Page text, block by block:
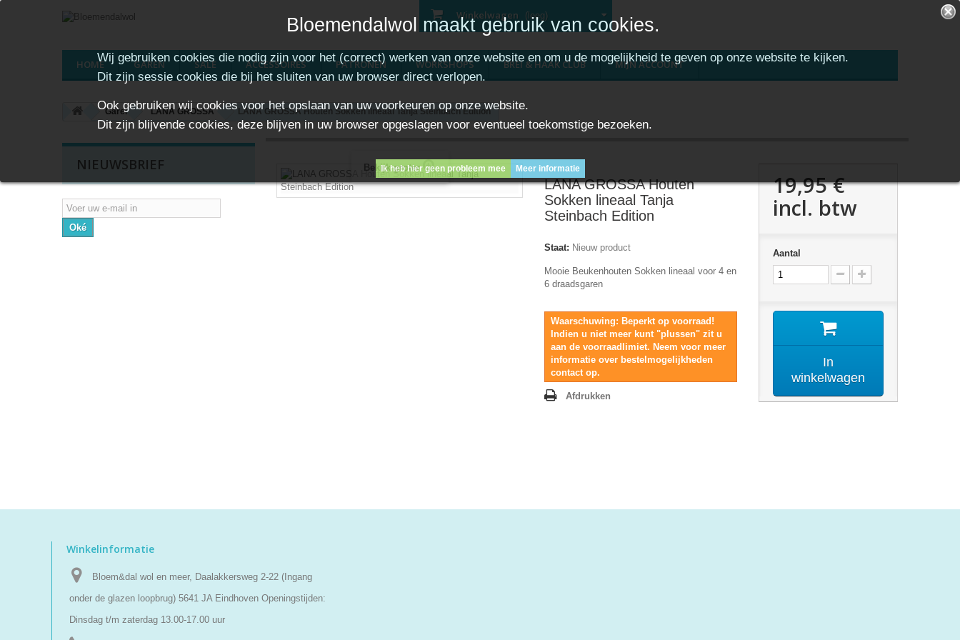
Winkelwagen (leeg)
HOME GAREN SALE ACCESSOIRES PATRONEN WORKSHOPS BREI & HAAK CLUB MIJN ACCOUNT
Bloemendalwol maakt gebruik van cookies.
Wij gebruiken cookies die nodig zijn voor het (correct) werken van onze website en om u de mogelijkheid te geven op onze website te kijken.
Dit zijn sessie cookies die bij het sluiten van uw browser direct verlopen.
Ook gebruiken wij cookies voor het opslaan van uw voorkeuren op onze website.
Dit zijn blijvende cookies, deze blijven in uw browser opgeslagen voor eventueel toekomstige bezoeken.
Ik heb hier geen probleem mee Meer informatie
Garen LANA GROSSA LANA GROSSA Houten Sokken lineaal Tanja Steinbach Edition
NIEUWSBRIEF
Oké
Bekijk groter
LANA GROSSA Houten
Sokken lineaal Tanja
Steinbach Edition
Staat: Nieuw product
Mooie Beukenhouten Sokken lineaal voor 4 en
6 draadsgaren
Waarschuwing: Beperkt op voorraad!
Indien u niet meer kunt "plussen" zit u
aan de voorraadlimiet. Neem voor meer
informatie over bestelmogelijkheden
contact op.
Afdrukken
19,95 €
incl. btw
Aantal
In
winkelwagen
Winkelinformatie
Bloem&dal wol en meer, Daalakkersweg 2-22 (Ingang
onder de glazen loopbrug) 5641 JA Eindhoven Openingstijden:
Dinsdag t/m zaterdag 13.00-17.00 uur